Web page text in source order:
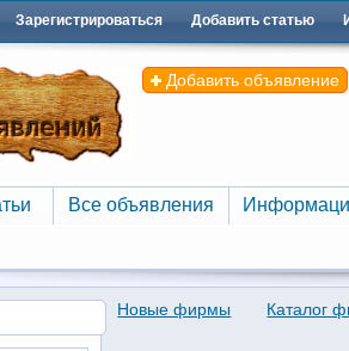
Зарегистрироваться Добавить статью
Добавить объявление
Все объявления
Все объявления
Новые фирмы Каталог